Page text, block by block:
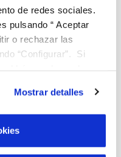
de redes sociales.
pulsando “ Aceptar
o rechazar las
“Configurar”. Si
web funcione y que
Puedes consultar
de Cookies
Mostrar detalles